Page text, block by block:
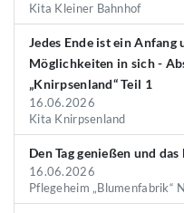
Kita Kleiner Bahnhof
Jedes Ende ist ein
Möglichkeiten in sich -
„Knirpsenland“ Teil 1
16.06.2026
Kita Knirpsenland
Den Tag genießen und
16.06.2026
Pflegeheim „Blumenfabrik“